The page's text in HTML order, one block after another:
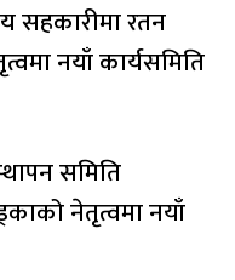
सहकारीमा रतन
नयाँ कार्यसमिति
समिति
नेतृत्वमा नयाँ